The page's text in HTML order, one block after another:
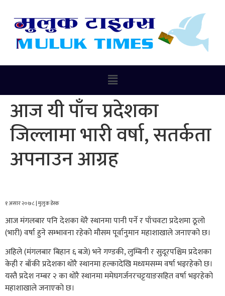
आज यी पाँच प्रदेशका
जिल्लामा भारी वर्षा, सतर्कता
अपनाउन आग्रह
१ असार २०७८ | मुलुक डेस्क
आज मंगलबार पनि देशका धेरै स्थानमा पानी पर्ने र पाँचवटा प्रदेशमा ठूलो
(भारी) वर्षा हुने सम्भावना रहेको मौसम पूर्वानुमान महाशाखाले जनाएको छ।
अहिले (मंगलबार बिहान ६ बजे) भने गण्डकी, लुम्बिनी र सुदूरपश्चिम प्रदेशका
केही र बाँकी प्रदेशका थोरै स्थानमा हल्कादेखि मध्यमसम्म वर्षा भइरहेको छ।
यस्तै प्रदेश नम्बर २ का थोरै स्थानमा ममेघगर्जनरचट्टयाङसहित वर्षा भइरहेको
महाशाखाले जनाएको छ।